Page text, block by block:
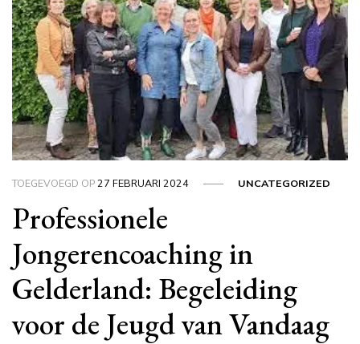
TOEGEVOEGD OP27 FEBRUARI 2024 UNCATEGORIZED
Professionele
Jongerencoaching in
Gelderland: Begeleiding
voor de Jeugd van Vandaag